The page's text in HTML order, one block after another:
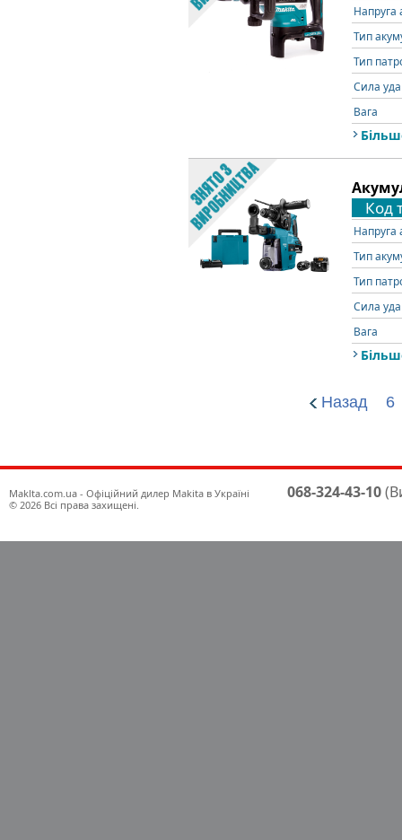
Напруга
Тип
Тип
Сила
Вага
Код
Напруга
Тип
Тип
Сила
Вага
Назад 6
Maklta.com.ua - Офіційний дилер Makita в Україні
© 2026 Всі права захищені.
068-324-43-10